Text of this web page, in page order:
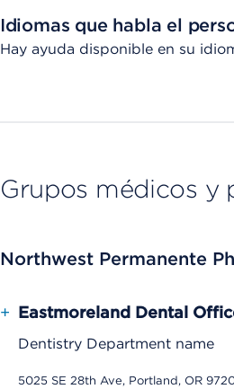
Idiomas que habla el
Hay ayuda disponible en su
Grupos médicos y
Northwest Permanente
+ Eastmoreland Dental
Dentistry Department name
5025 SE 28th Ave, Portland, OR